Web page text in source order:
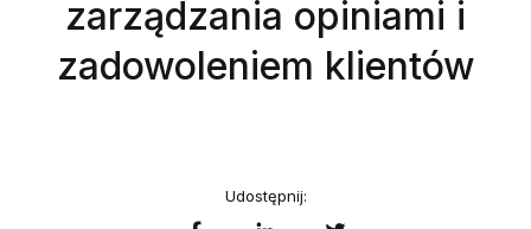
zarządzania opiniami i
zadowoleniem klientów
Udostępnij: